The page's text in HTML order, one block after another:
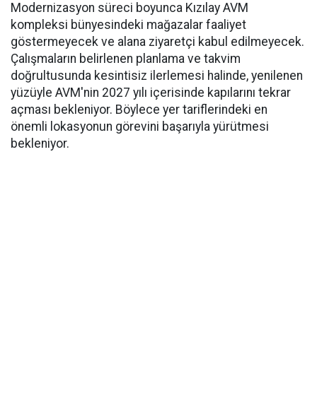
Modernizasyon süreci boyunca Kızılay AVM
kompleksi bünyesindeki mağazalar faaliyet
göstermeyecek ve alana ziyaretçi kabul edilmeyecek.
Çalışmaların belirlenen planlama ve takvim
doğrultusunda kesintisiz ilerlemesi halinde, yenilenen
yüzüyle AVM'nin 2027 yılı içerisinde kapılarını tekrar
açması bekleniyor. Böylece yer tariflerindeki en
önemli lokasyonun görevini başarıyla yürütmesi
bekleniyor.